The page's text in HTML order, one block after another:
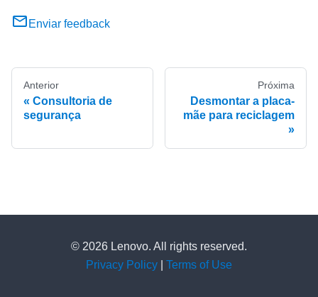
Enviar feedback
Anterior
Consultoria de
segurança
Próxima
Desmontar a placa-
mãe para reciclagem
© 2026 Lenovo. All rights reserved.
Privacy Policy
Terms of Use